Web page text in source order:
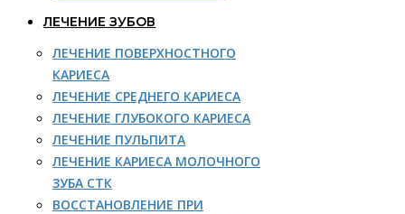
ЛЕЧЕНИЕ ЗУБОВ
ЛЕЧЕНИЕ ПОВЕРХНОСТНОГО
КАРИЕСА
ЛЕЧЕНИЕ СРЕДНЕГО КАРИЕСА
ЛЕЧЕНИЕ ГЛУБОКОГО КАРИЕСА
ЛЕЧЕНИЕ ПУЛЬПИТА
ЛЕЧЕНИЕ КАРИЕСА МОЛОЧНОГО
ЗУБА СТК
ВОССТАНОВЛЕНИЕ ПРИ